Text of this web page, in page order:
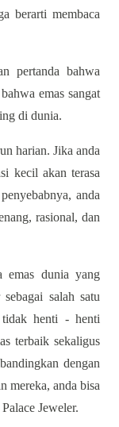
berarti membaca
pertanda bahwa
emas sangat
di dunia.
harian. Jika anda
kecil akan terasa
anda
rasional, dan
emas dunia yang
salah satu
henti - henti
terbaik sekaligus
dengan
mereka, anda bisa
Jeweler.